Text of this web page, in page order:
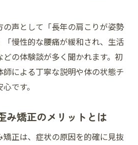
声として「長年の肩こりが姿勢
「慢性的な腰痛が緩和され、生活
の体験談が多く聞かれます。初
による丁寧な説明や体の状態チ
です。
み矯正のメリットとは
正は、症状の原因を的確に見抜